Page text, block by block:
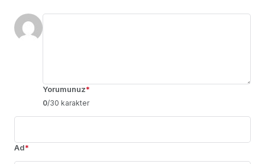
Yorumunuz*
0/30 karakter
Ad*